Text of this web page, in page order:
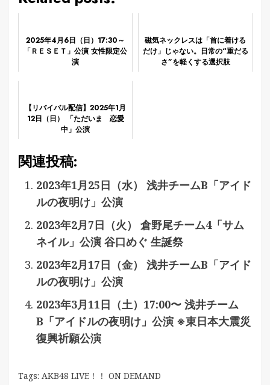
2025年4月6日（日）17:30～
「ＲＥＳＥＴ」公演 女性限定公
演
磁気ネックレスは「首に着ける
だけ」じゃない。日常の“重だる
さ”を軽くする選択肢
【リバイバル配信】2025年1月
12日（日） 「ただいま 恋愛
中」公演
関連投稿:
2023年1月25日（水） 浅井チームB「アイド
ルの夜明け」公演
2023年2月7日（火） 倉野尾チーム4「サム
ネイル」公演 谷口めぐ 生誕祭
2023年2月17日（金） 浅井チームB「アイド
ルの夜明け」公演
2023年3月11日（土）17:00〜 浅井チーム
B「アイドルの夜明け」公演 ※東日本大震災
復興祈願公演
Tags: AKB48 LIVE！！ ON DEMAND